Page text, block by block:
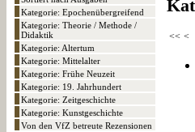
Kategorie: Epochenübergreifend
Kategorie: Theorie / Methode /
Didaktik
Kategorie: Altertum
Kategorie: Mittelalter
Kategorie: Frühe Neuzeit
Kategorie: 19. Jahrhundert
Kategorie: Zeitgeschichte
Kategorie: Kunstgeschichte
Von den VfZ betreute Rezensionen
<< <